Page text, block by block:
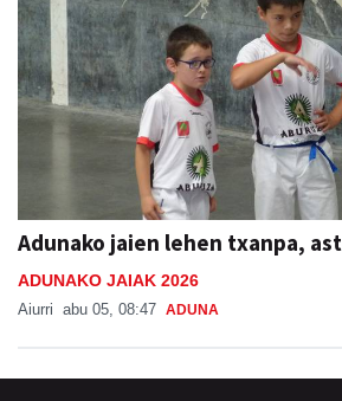
Adunako jaien lehen txanpa,
ADUNAKO JAIAK 2026
Aiurri abu 05, 08:47 ADUNA